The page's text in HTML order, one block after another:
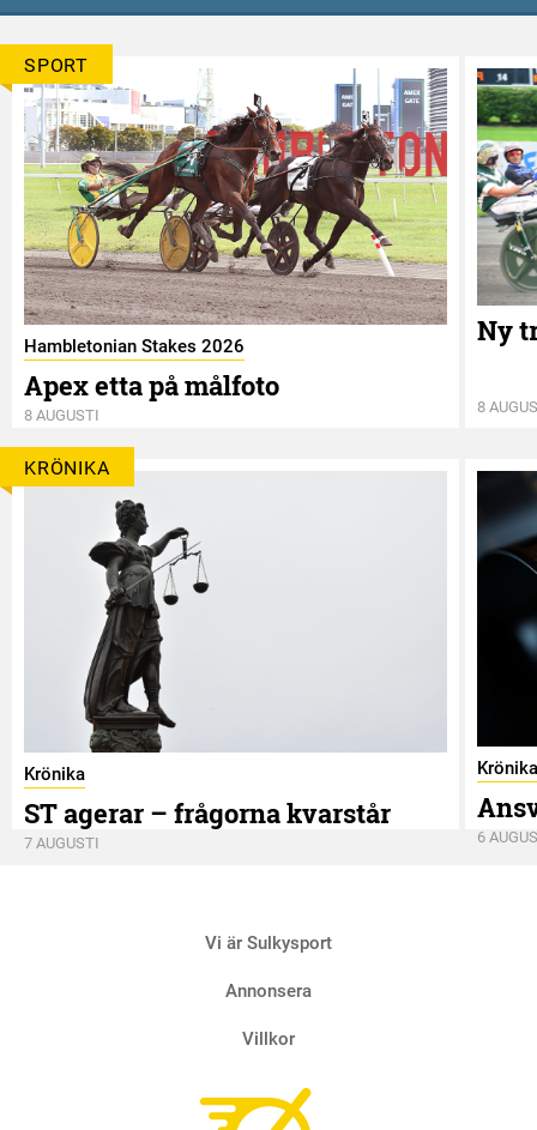
SPORT
Hambletonian Stakes 2026
Apex etta på målfoto
8 AUGUSTI
Ny
8
KRÖNIKA
Krönika
ST agerar – frågorna kvarstår
7 AUGUSTI
Krönika
6
Vi är Sulkysport
Annonsera
Villkor